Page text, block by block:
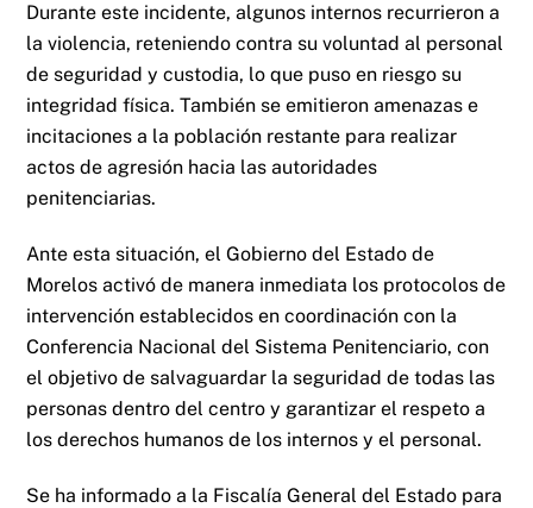
Durante este incidente, algunos internos recurrieron a
la violencia, reteniendo contra su voluntad al personal
de seguridad y custodia, lo que puso en riesgo su
integridad física. También se emitieron amenazas e
incitaciones a la población restante para realizar
actos de agresión hacia las autoridades
penitenciarias.
Ante esta situación, el Gobierno del Estado de
Morelos activó de manera inmediata los protocolos de
intervención establecidos en coordinación con la
Conferencia Nacional del Sistema Penitenciario, con
el objetivo de salvaguardar la seguridad de todas las
personas dentro del centro y garantizar el respeto a
los derechos humanos de los internos y el personal.
Se ha informado a la Fiscalía General del Estado para